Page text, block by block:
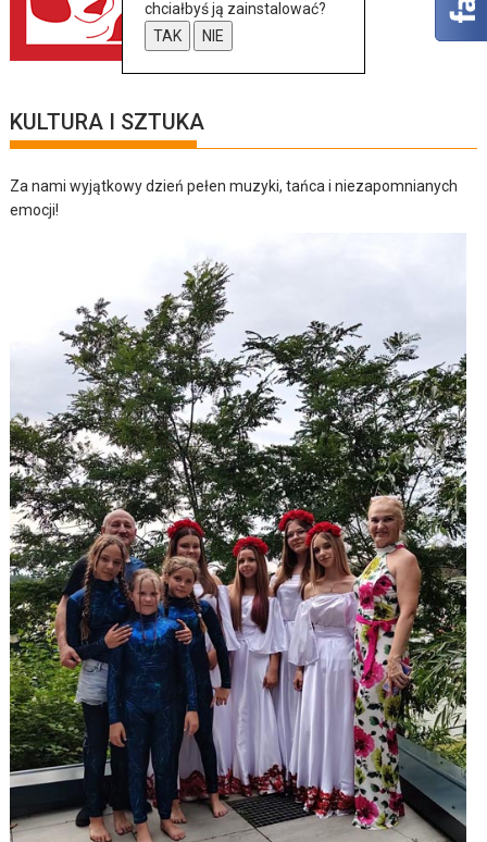
KULTURA I SZTUKA
Za nami wyjątkowy dzień pełen muzyki, tańca i niezapomnianych
emocji!
chciałbyś ją zainstalować?
TAK
NIE